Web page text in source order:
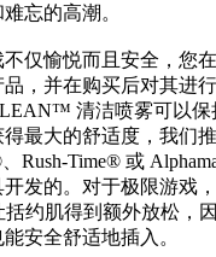
忘的高潮。
仅愉悦而且安全，您
，并在购买后对其进
清洁喷雾可以保
最大的舒适度，我们
Rush-Time® 或
发的。对于极限游戏
括约肌得到额外放松，
安全舒适地插入。